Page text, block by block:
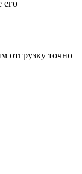
его
отгрузку точно